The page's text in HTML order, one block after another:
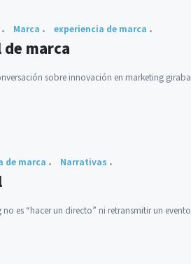
Marca experiencia de marca
marca
sobre innovación en marketing giraba
de marca Narrativas
es “hacer un directo” ni retransmitir un evento